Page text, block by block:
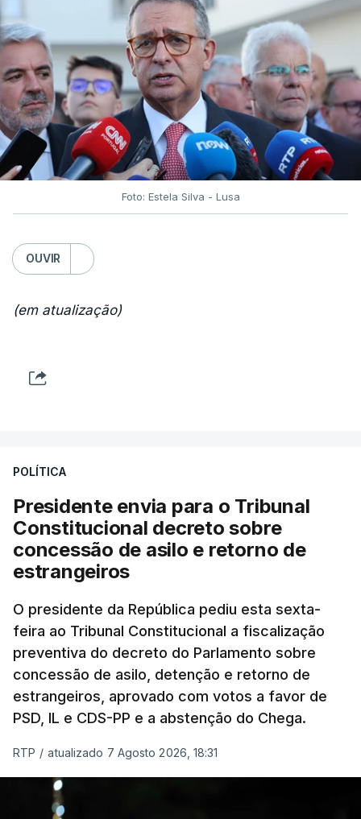
Foto: Estela Silva - Lusa
OUVIR
(em atualização)
POLÍTICA
Presidente envia para o Tribunal
Constitucional decreto sobre
concessão de asilo e retorno de
estrangeiros
O presidente da República pediu esta sexta-
feira ao Tribunal Constitucional a fiscalização
preventiva do decreto do Parlamento sobre
concessão de asilo, detenção e retorno de
estrangeiros, aprovado com votos a favor de
PSD, IL e CDS-PP e a abstenção do Chega.
RTP / atualizado 7 Agosto 2026, 18:31